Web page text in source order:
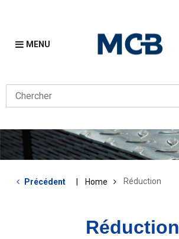
MENU
Précédent Home Réduction
Réduction